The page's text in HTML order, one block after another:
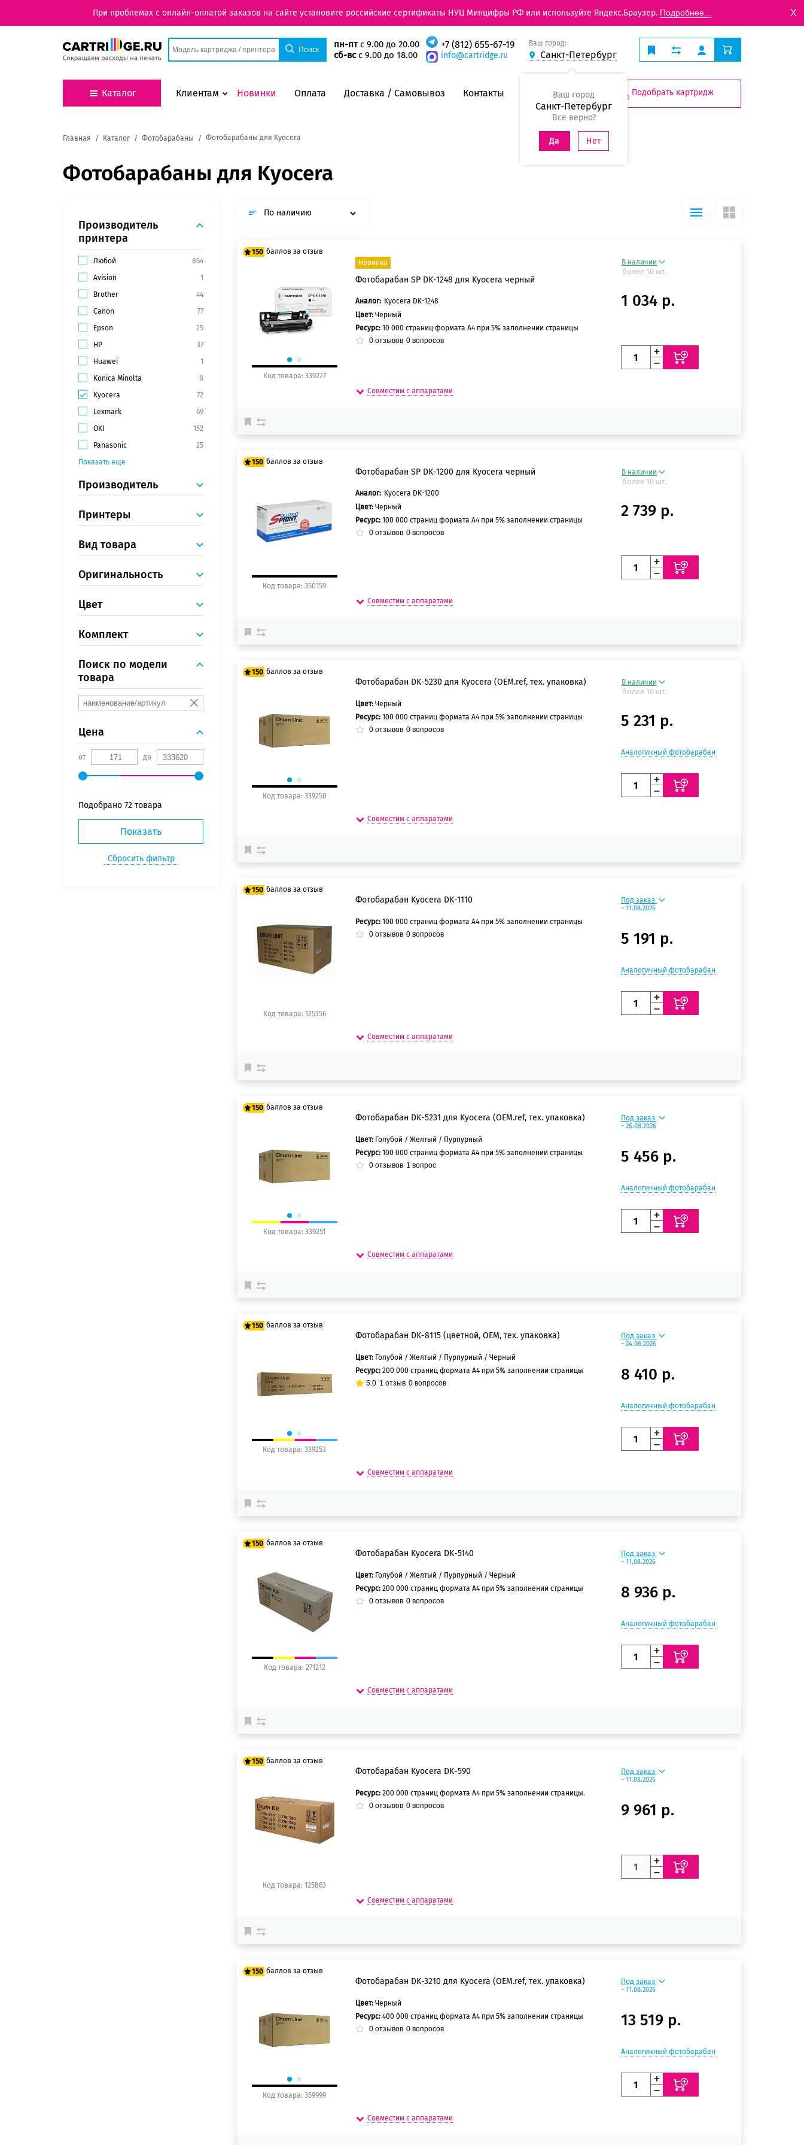
При проблемах с онлайн-оплатой заказов на сайте установите российские сертификаты НУЦ Минцифры РФ или используйте Яндекс.Браузер. Подробнее... X
пн-птс 9.00 до 20.00
сб-всс 9.00 до 18.00
+7 (812) 655-67-19
info@cartridge.ru
Ваш город:
Санкт-Петербург
Ваш город
Санкт-Петербург
Все верно?
Да Нет
Каталог Клиентам Новинки Оплата Доставка / Самовывоз Контакты Подобрать картридж
Главная Каталог Фотобарабаны Фотобарабаны для Kyocera
Фотобарабаны для Kyocera
Производитель
принтера
Любой
864
Avision
1
Brother
44
Canon
77
Epson
25
HP
37
Huawei
1
Konica Minolta
8
Kyocera
72
Lexmark
69
OKI
152
Panasonic
25
Показать еще
Производитель
Принтеры
Вид товара
Оригинальность
Цвет
Комплект
Поиск по модели
товара
Цена
от до
Подобрано 72 товара
По наличию
150 баллов за отзыв
150 баллов
В наличии
более 10 шт.
Код товара: 339227
Новинка
Фотобарабан SP DK-1248 для Kyocera черный
Аналог: Kyocera DK-1248
Цвет: Черный
Ресурс: 10 000 страниц формата А4 при 5% заполнении страницы
0отзывов 0вопросов
Совместим с аппаратами
1 034 р.
150 баллов за отзыв
150 баллов
В наличии
более 10 шт.
Код товара: 350159
Фотобарабан SP DK-1200 для Kyocera черный
Аналог: Kyocera DK-1200
Цвет: Черный
Ресурс: 100 000 страниц формата А4 при 5% заполнении страницы
0отзывов 0вопросов
Совместим с аппаратами
2 739 р.
150 баллов за отзыв
150 баллов
В наличии
более 10 шт.
Код товара: 339250
Фотобарабан DK-5230 для Kyocera (OEM.ref, тех. упаковка)
Цвет: Черный
Ресурс: 100 000 страниц формата А4 при 5% заполнении страницы
0отзывов 0вопросов
Совместим с аппаратами
5 231 р.
Аналогичный фотобарабан
150 баллов за отзыв
125 баллов
150 баллов
Под заказ
~ 11.08.2026
Код товара: 125356
Фотобарабан Kyocera DK-1110
Ресурс: 100 000 страниц формата А4 при 5% заполнении страницы
0отзывов 0вопросов
Совместим с аппаратами
5 191 р.
Аналогичный фотобарабан
150 баллов за отзыв
150 баллов
Под заказ
~ 26.08.2026
Код товара: 339251
Фотобарабан DK-5231 для Kyocera (OEM.ref, тех. упаковка)
Цвет: Голубой / Желтый / Пурпурный
Ресурс: 100 000 страниц формата А4 при 5% заполнении страницы
0отзывов 1 вопрос
Совместим с аппаратами
5 456 р.
Аналогичный фотобарабан
150 баллов за отзыв
150 баллов
Под заказ
~ 24.08.2026
Код товара: 339253
Фотобарабан DK-8115 (цветной, OEM, тех. упаковка)
Цвет: Голубой / Желтый / Пурпурный / Черный
Ресурс: 200 000 страниц формата А4 при 5% заполнении страницы
5.0 1 отзыв 0вопросов
Совместим с аппаратами
8 410 р.
Аналогичный фотобарабан
150 баллов за отзыв
125 баллов
150 баллов
Под заказ
~ 11.08.2026
Код товара: 271212
Фотобарабан Kyocera DK-5140
Цвет: Голубой / Желтый / Пурпурный / Черный
Ресурс: 200 000 страниц формата А4 при 5% заполнении страницы
0отзывов 0вопросов
Совместим с аппаратами
8 936 р.
Аналогичный фотобарабан
150 баллов за отзыв
150 баллов
Под заказ
~ 11.08.2026
Код товара: 125863
Фотобарабан Kyocera DK-590
Ресурс: 200 000 страниц формата А4 при 5% заполнении страницы.
0отзывов 0вопросов
Совместим с аппаратами
9 961 р.
150 баллов за отзыв
150 баллов
Под заказ
~ 11.08.2026
Код товара: 359999
Фотобарабан DK-3210 для Kyocera (OEM.ref, тех. упаковка)
Цвет: Черный
Ресурс: 400 000 страниц формата А4 при 5% заполнении страницы
0отзывов 0вопросов
Совместим с аппаратами
13 519 р.
Аналогичный фотобарабан